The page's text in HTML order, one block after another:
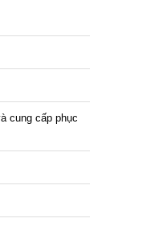
cung cấp phục